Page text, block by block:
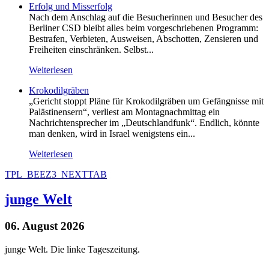
Erfolg und Misserfolg
Nach dem Anschlag auf die Besucherinnen und Besucher des
Berliner CSD bleibt alles beim vorgeschriebenen Programm:
Bestrafen, Verbieten, Ausweisen, Abschotten, Zensieren und
Freiheiten einschränken. Selbst...
Weiterlesen
Krokodilgräben
„Gericht stoppt Pläne für Krokodilgräben um Gefängnisse mit
Palästinensern“, verliest am Montagnachmittag ein
Nachrichtensprecher im „Deutschlandfunk“. Endlich, könnte
man denken, wird in Israel wenigstens ein...
Weiterlesen
TPL_BEEZ3_NEXTTAB
junge Welt
06. August 2026
junge Welt. Die linke Tageszeitung.